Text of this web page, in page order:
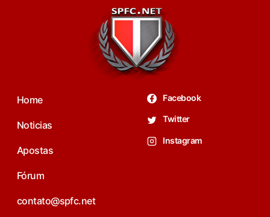
Home
Noticias
Apostas
Fórum
contato@spfc.net
Facebook
Twitter
Instagram